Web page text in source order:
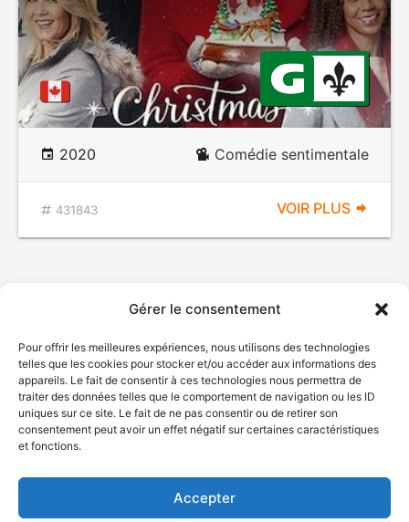
Gérer le consentement
Pour offrir les meilleures expériences, nous utilisons des technologies
telles que les cookies pour stocker et/ou accéder aux informations des
appareils. Le fait de consentir à ces technologies nous permettra de
traiter des données telles que le comportement de navigation ou les ID
uniques sur ce site. Le fait de ne pas consentir ou de retirer son
consentement peut avoir un effet négatif sur certaines caractéristiques
et fonctions.
Accepter
2020 Comédie sentimentale
431843 VOIR PLUS
© Gouvernement du Québec, 2026
Plan du site
Accessibilité
Accès à l'information